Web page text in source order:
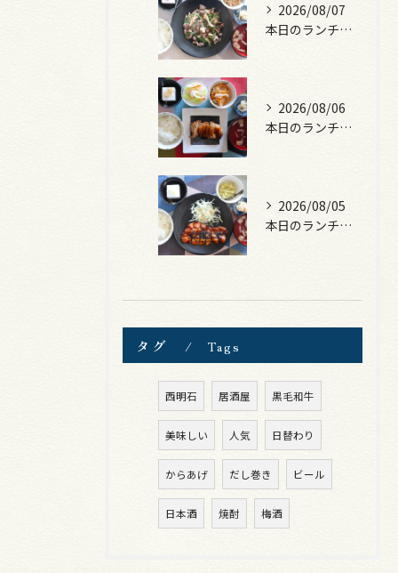
2026/08/07
本日のランチは、黒毛和牛のチャプチェ！
2026/08/06
本日のランチは、照焼きチキン！
2026/08/05
本日のランチは、ロース豚カツ梅はさみ！
タグ Tags
西明石 居酒屋 黒毛和牛
美味しい 人気 日替わり
からあげ だし巻き ビール
日本酒 焼酎 梅酒